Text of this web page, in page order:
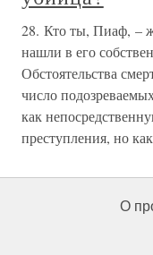
28. Кто ты, Пиаф, –
нашли в его
Обстоятельства
число
как
преступления, но как
О